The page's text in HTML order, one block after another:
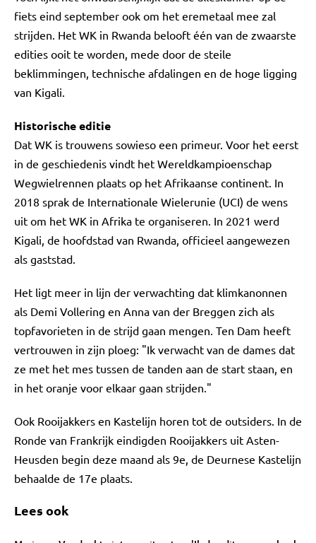
fiets eind september ook om het eremetaal mee zal
strijden. Het WK in Rwanda belooft één van de zwaarste
edities ooit te worden, mede door de steile
beklimmingen, technische afdalingen en de hoge ligging
van Kigali.
Historische editie
Dat WK is trouwens sowieso een primeur. Voor het eerst
in de geschiedenis vindt het Wereldkampioenschap
Wegwielrennen plaats op het Afrikaanse continent. In
2018 sprak de Internationale Wielerunie (UCI) de wens
uit om het WK in Afrika te organiseren. In 2021 werd
Kigali, de hoofdstad van Rwanda, officieel aangewezen
als gaststad.
Het ligt meer in lijn der verwachting dat klimkanonnen
als Demi Vollering en Anna van der Breggen zich als
topfavorieten in de strijd gaan mengen. Ten Dam heeft
vertrouwen in zijn ploeg: "Ik verwacht van de dames dat
ze met het mes tussen de tanden aan de start staan, en
in het oranje voor elkaar gaan strijden."
Ook Rooijakkers en Kastelijn horen tot de outsiders. In de
Ronde van Frankrijk eindigden Rooijakkers uit Asten-
Heusden begin deze maand als 9e, de Deurnese Kastelijn
behaalde de 17e plaats.
Lees ook